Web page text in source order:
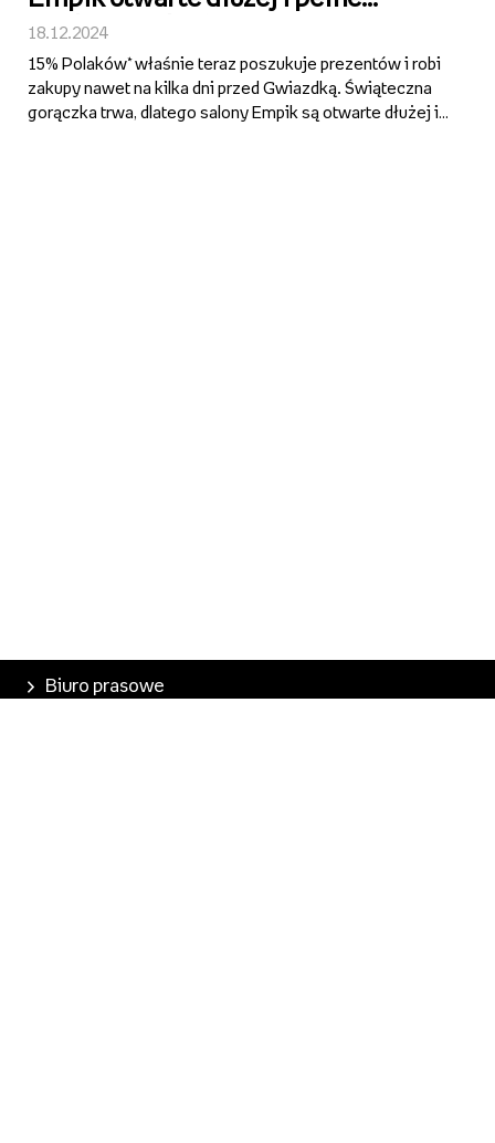
atrakcyjnych ofert
18.12.2024
15% Polaków* właśnie teraz poszukuje prezentów i robi
zakupy nawet na kilka dni przed Gwiazdką. Świąteczna
gorączka trwa, dlatego salony Empik są otwarte dłużej i
Biuro prasowe